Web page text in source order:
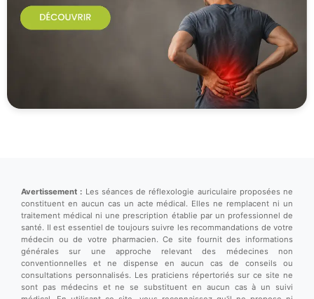
Avertissement : Les séances de réflexologie auriculaire proposées ne
constituent en aucun cas un acte médical. Elles ne remplacent ni un
traitement médical ni une prescription établie par un professionnel de
santé. Il est essentiel de toujours suivre les recommandations de votre
médecin ou de votre pharmacien. Ce site fournit des informations
générales sur une approche relevant des médecines non
conventionnelles et ne dispense en aucun cas de conseils ou
consultations personnalisés. Les praticiens répertoriés sur ce site ne
sont pas médecins et ne se substituent en aucun cas à un suivi